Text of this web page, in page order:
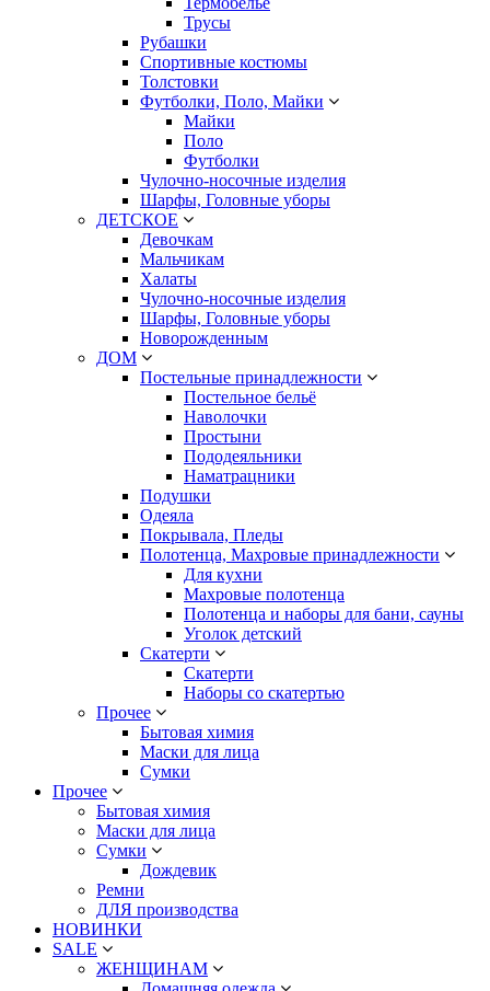
Трусы
Рубашки
Спортивные костюмы
Толстовки
Футболки, Поло, Майки
Майки
Поло
Футболки
Чулочно-носочные изделия
Шарфы, Головные уборы
ДЕТСКОЕ
Девочкам
Мальчикам
Халаты
Чулочно-носочные изделия
Шарфы, Головные уборы
Новорожденным
ДОМ
Постельные принадлежности
Постельное бельё
Наволочки
Простыни
Пододеяльники
Наматрацники
Подушки
Одеяла
Покрывала, Пледы
Полотенца, Махровые принадлежности
Для кухни
Махровые полотенца
Полотенца и наборы для бани, сауны
Уголок детский
Скатерти
Скатерти
Наборы со скатертью
Прочее
Бытовая химия
Маски для лица
Сумки
Прочее
Бытовая химия
Маски для лица
Сумки
Дождевик
Ремни
ДЛЯ производства
НОВИНКИ
SALE
ЖЕНЩИНАМ